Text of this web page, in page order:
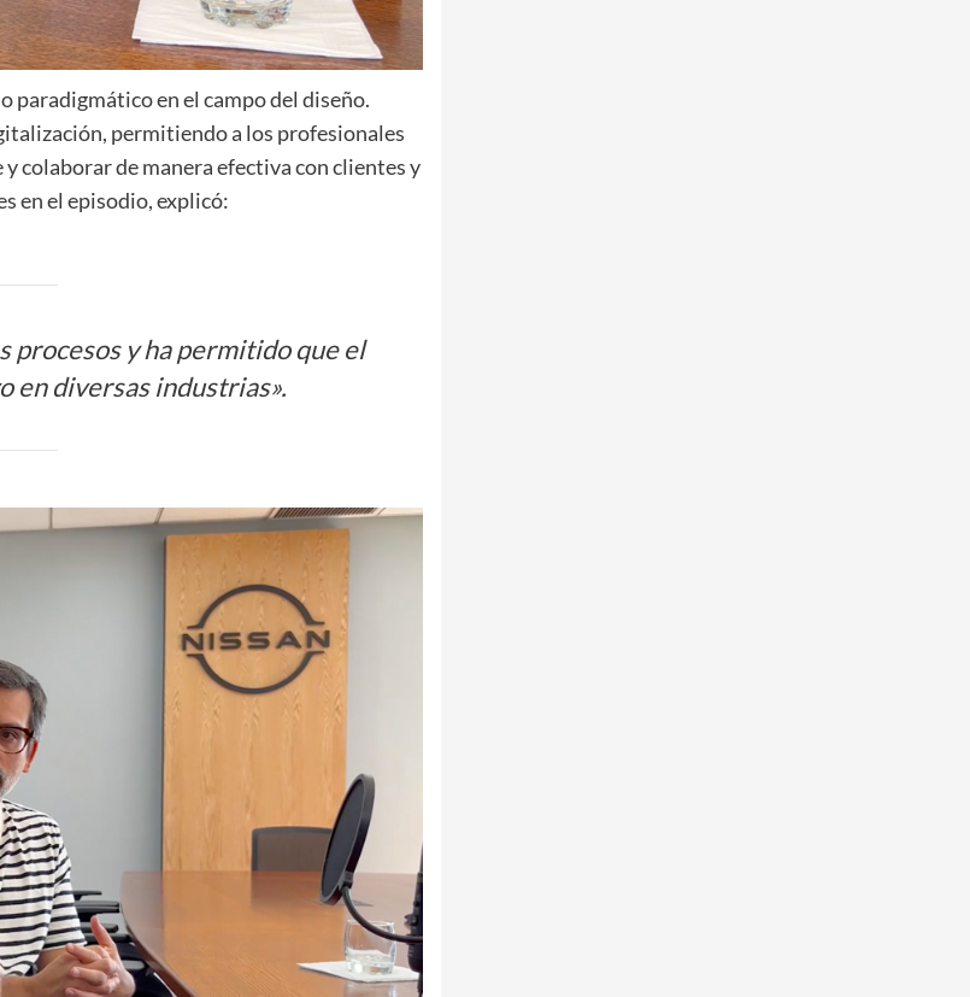
paradigmático en el campo del diseño.
permitiendo a los profesionales
colaborar de manera efectiva con clientes y
en el episodio, explicó:
procesos y ha permitido que el
en diversas industrias».